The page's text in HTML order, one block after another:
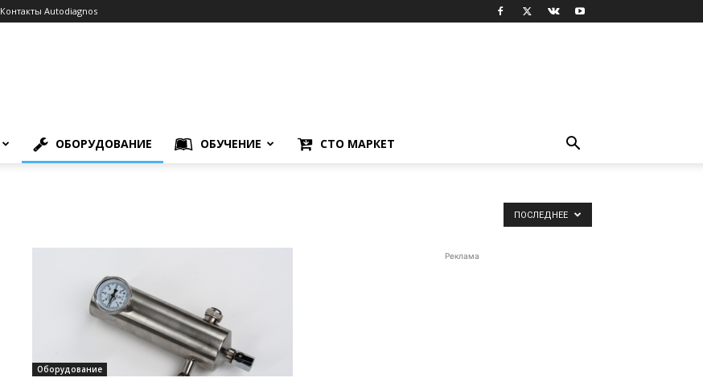
Контакты Autodiagnos
ОБОРУДОВАНИЕ ОБУЧЕНИЕ СТО МАРКЕТ
ПОСЛЕДНЕЕ
Оборудование
Реклама